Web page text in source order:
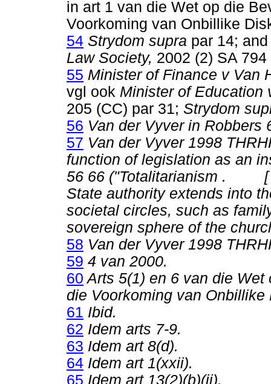
in art 1 van die Wet op die
Voorkoming van Onbillike
54 Strydom supra par 14;
Law Society, 2002 (2) SA
55 Minister of Finance v Van
vgl ook Minister of Education
205 (CC) par 31; Strydom
56 Van der Vyver in Robbers
57 Van der Vyver 1998
function of legislation as an
56 66 ("Totalitarianism .
State authority extends into
societal circles, such as
sovereign sphere of the
58 Van der Vyver 1998
59 4 van 2000.
60 Arts 5(1) en 6 van die
die Voorkoming van
61 Ibid.
62 Idem arts 7-9.
63 Idem art 8(d).
64 Idem art 1(xxii).
65 Idem art 13(2)(b)(ii).